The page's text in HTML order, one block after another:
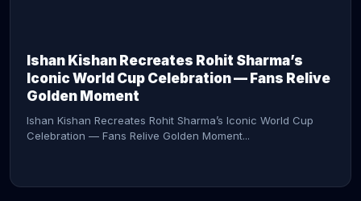
Ishan Kishan Recreates Rohit Sharma’s
Iconic World Cup Celebration — Fans Relive
Golden Moment
Ishan Kishan Recreates Rohit Sharma’s Iconic World Cup
Celebration — Fans Relive Golden Moment...